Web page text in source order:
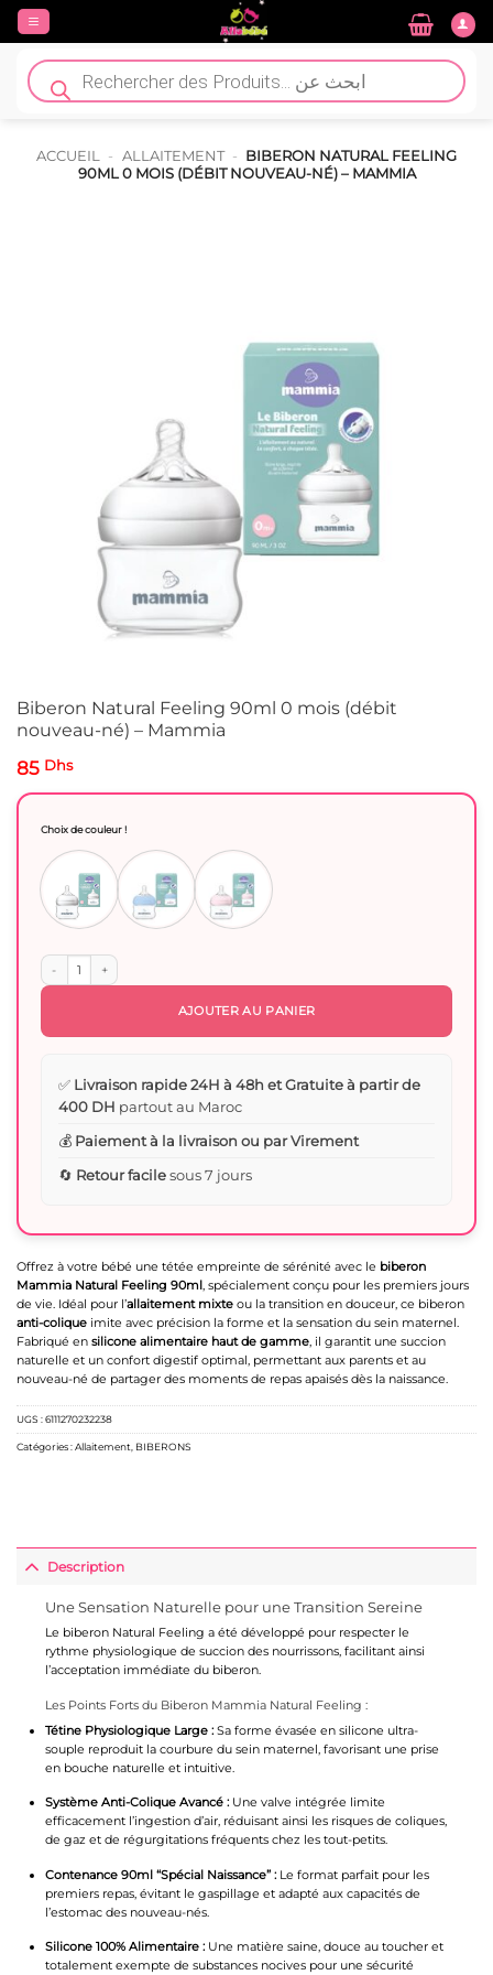
Passer
contenu
Recherche
de
produits
ACCUEIL - ALLAITEMENT - BIBERON NATURAL FEELING
90ML 0 MOIS (DÉBIT NOUVEAU-NÉ) – MAMMIA
Biberon Natural Feeling 90ml 0 mois (débit
nouveau-né) – Mammia
85 Dhs
Offrez à votre bébé une tétée empreinte de sérénité avec le biberon
Mammia Natural Feeling 90ml, spécialement conçu pour les premiers jours
de vie. Idéal pour l’allaitement mixte ou la transition en douceur, ce biberon
anti-colique imite avec précision la forme et la sensation du sein maternel.
Fabriqué en silicone alimentaire haut de gamme, il garantit une succion
naturelle et un confort digestif optimal, permettant aux parents et au
nouveau-né de partager des moments de repas apaisés dès la naissance.
Choix de couleur !
quantité de Biberon Natural Feeling 90ml 0 mois (débit nouveau-né) - Mammia
AJOUTER AU PANIER
✅ Livraison rapide 24H à 48h et Gratuite à partir de
400 DH partout au Maroc
💰 Paiement à la livraison ou par Virement
🔄 Retour facilesous 7 jours
UGS :6111270232238
Catégories :Allaitement BIBERONS
Description
Une Sensation Naturelle pour une Transition Sereine
Le biberon Natural Feeling a été développé pour respecter le
rythme physiologique de succion des nourrissons, facilitant ainsi
l’acceptation immédiate du biberon.
Les Points Forts du Biberon Mammia Natural Feeling :
Tétine Physiologique Large :Sa forme évasée en silicone ultra-
souple reproduit la courbure du sein maternel, favorisant une prise
en bouche naturelle et intuitive.
Système Anti-Colique Avancé :Une valve intégrée limite
efficacement l’ingestion d’air, réduisant ainsi les risques de coliques,
de gaz et de régurgitations fréquents chez les tout-petits.
Contenance 90ml “Spécial Naissance” :Le format parfait pour les
premiers repas, évitant le gaspillage et adapté aux capacités de
l’estomac des nouveau-nés.
Silicone 100% Alimentaire :Une matière saine, douce au toucher et
totalement exempte de substances nocives pour une sécurité